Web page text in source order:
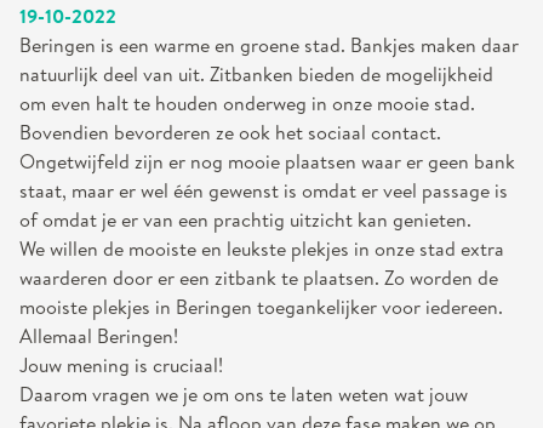
19-10-2022
Beringen is een warme en groene stad. Bankjes maken daar
natuurlijk deel van uit. Zitbanken bieden de mogelijkheid
om even halt te houden onderweg in onze mooie stad.
Bovendien bevorderen ze ook het sociaal contact.
Ongetwijfeld zijn er nog mooie plaatsen waar er geen bank
staat, maar er wel één gewenst is omdat er veel passage is
of omdat je er van een prachtig uitzicht kan genieten.
We willen de mooiste en leukste plekjes in onze stad extra
waarderen door er een zitbank te plaatsen. Zo worden de
mooiste plekjes in Beringen toegankelijker voor iedereen.
Allemaal Beringen!
Jouw mening is cruciaal!
Daarom vragen we je om ons te laten weten wat jouw